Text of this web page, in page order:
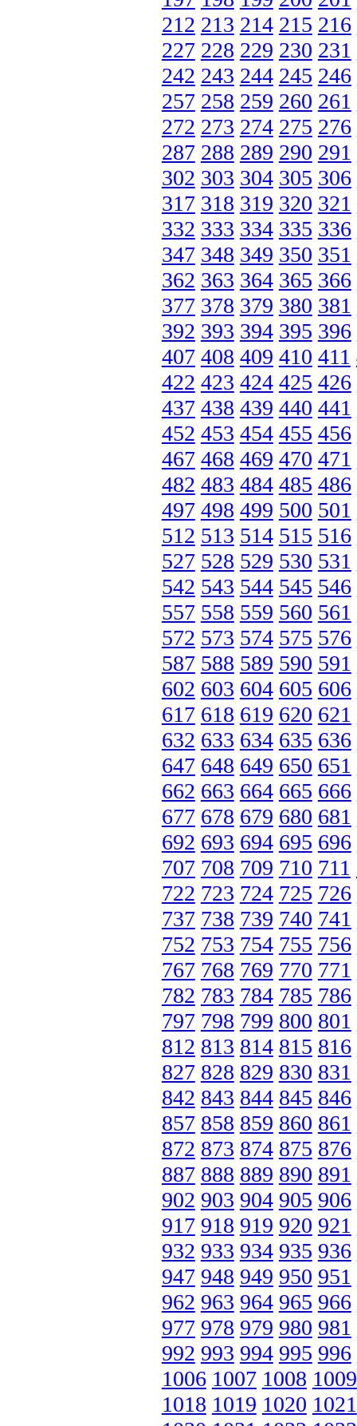
212 213 214 215 216
227 228 229 230 231
242 243 244 245 246
257 258 259 260 261
272 273 274 275 276
287 288 289 290 291
302 303 304 305 306
317 318 319 320 321
332 333 334 335 336
347 348 349 350 351
362 363 364 365 366
377 378 379 380 381
392 393 394 395 396
407 408 409 410 411
422 423 424 425 426
437 438 439 440 441
452 453 454 455 456
467 468 469 470 471
482 483 484 485 486
497 498 499 500 501
512 513 514 515 516
527 528 529 530 531
542 543 544 545 546
557 558 559 560 561
572 573 574 575 576
587 588 589 590 591
602 603 604 605 606
617 618 619 620 621
632 633 634 635 636
647 648 649 650 651
662 663 664 665 666
677 678 679 680 681
692 693 694 695 696
707 708 709 710 711
722 723 724 725 726
737 738 739 740 741
752 753 754 755 756
767 768 769 770 771
782 783 784 785 786
797 798 799 800 801
812 813 814 815 816
827 828 829 830 831
842 843 844 845 846
857 858 859 860 861
872 873 874 875 876
887 888 889 890 891
902 903 904 905 906
917 918 919 920 921
932 933 934 935 936
947 948 949 950 951
962 963 964 965 966
977 978 979 980 981
992 993 994 995 996
1006 1007 1008 1009
1018 1019 1020 1021